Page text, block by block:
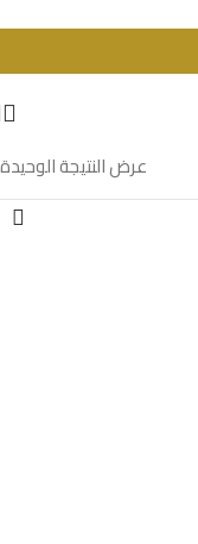
عرض النتيجة الوحيدة